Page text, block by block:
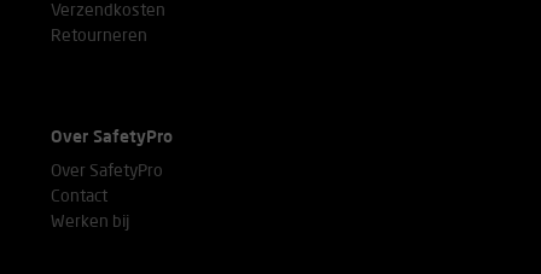
Verzendkosten
Retourneren
Over SafetyPro
Over SafetyPro
Contact
Werken bij